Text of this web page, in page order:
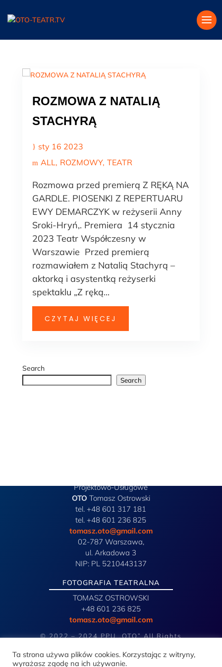
ROZMOWA Z NATALIĄ
STACHYRĄ
sty 16 2023
ALL ROZMOWY TEATR
Rozmowa przed premierą Z RĘKĄ NA
GARDLE. PIOSENKI Z REPERTUARU
EWY DEMARCZYK w reżyserii Anny
Sroki-Hryń,. Premiera 14 stycznia
2023 Teatr Współczesny w
Warszawie Przed premierą
rozmawiałem z Natalią Stachyrą –
aktorką i asystentką reżyserki
spektaklu „Z ręką...
CZYTAJ WIĘCEJ
Search
Search
Projektowo-Usługowe
OTO Tomasz Ostrowski
tel. +48 601 317 181
tel. +48 601 236 825
tomasz.oto@gmail.com
02-787 Warszawa,
ul. Arkadowa 3
NIP: PL 5210443137
FOTOGRAFIA TEATRALNA
TOMASZ OSTROWSKI
+48 601 236 825
tomasz.oto@gmail.com
© 2022 – 2024 PPU „OTO” All Rights
Ta strona używa plików cookies. Korzystając z witryny,
wyrażasz zgodę na ich używanie.